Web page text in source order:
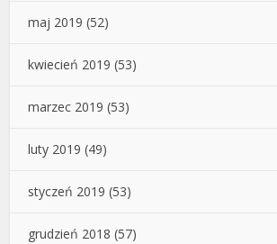
maj 2019 (52)
kwiecień 2019 (53)
marzec 2019 (53)
luty 2019 (49)
styczeń 2019 (53)
grudzień 2018 (57)